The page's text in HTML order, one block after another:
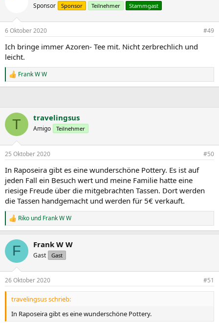
e
:
Sponsor Sponsor Teilnehmer Stammgast
6 Oktober 2020 #49
Ich bringe immer Azoren- Tee mit. Nicht zerbrechlich und
leicht.
R
e
i
n
n
:
Frank W W
T travelingsus
Amigo Teilnehmer
25 Oktober 2020 #50
In Raposeira gibt es eine wunderschöne Pottery. Es ist auf
jeden Fall ein Besuch wert und meine Familie hatte eine
riesige Freude über die mitgebrachten Tassen. Dort werden
die Tassen handgemacht und werden für 5€ verkauft.
R
e
k
i
e
n
Riko und Frank W W
F Frank W W
Gast Gast
26 Oktober 2020 #51
travelingsus schrieb:
In Raposeira gibt es eine wunderschöne Pottery.